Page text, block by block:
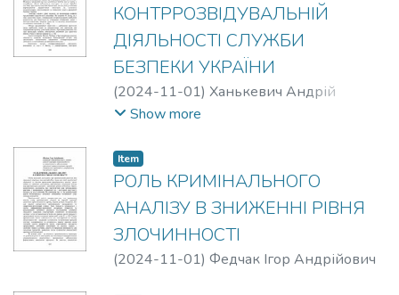
КОНТРРОЗВІДУВАЛЬНІЙ
ДІЯЛЬНОСТІ СЛУЖБИ
БЕЗПЕКИ УКРАЇНИ
(2024-11-01) Ханькевич Андрій
Миколайович
Show more
Item
РОЛЬ КРИМІНАЛЬНОГО
АНАЛІЗУ В ЗНИЖЕННІ РІВНЯ
ЗЛОЧИННОСТІ
(2024-11-01) Федчак Ігор Андрійович